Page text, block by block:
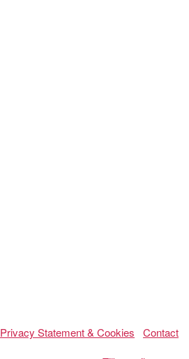
Privacy Statement & Cookies
Contact